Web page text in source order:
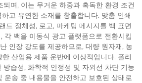
되며, 이는 무거운 하중과 혹독한 환경 조건
고 유연한 소재를 창출합니다. 맞춤 인쇄
드 정체성, 로고, 마케팅 메시지를 백 표면
각 백을 이동식 광고 플랫폼으로 전환시킵
인장 강도를 제공하므로, 대량 원자재, 농
산업용 제품 운반에 이상적입니다. 폴리
방습성, 화학적 안정성 및 자외선 차단 기능
운송 중 내용물을 안전하고 보호된 상태로